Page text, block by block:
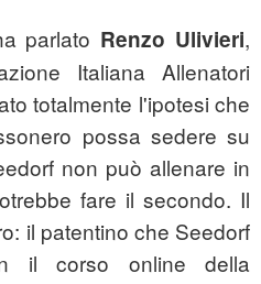
parlato Renzo Ulivieri,
Italiana Allenatori
totalmente l'ipotesi che
possa sedere su
non può allenare in
fare il secondo. Il
il patentino che Seedorf
il corso online della